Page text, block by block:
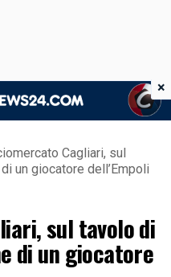
Cagliari, sul
un giocatore dell’Empoli
sul tavolo di
di un giocatore
×